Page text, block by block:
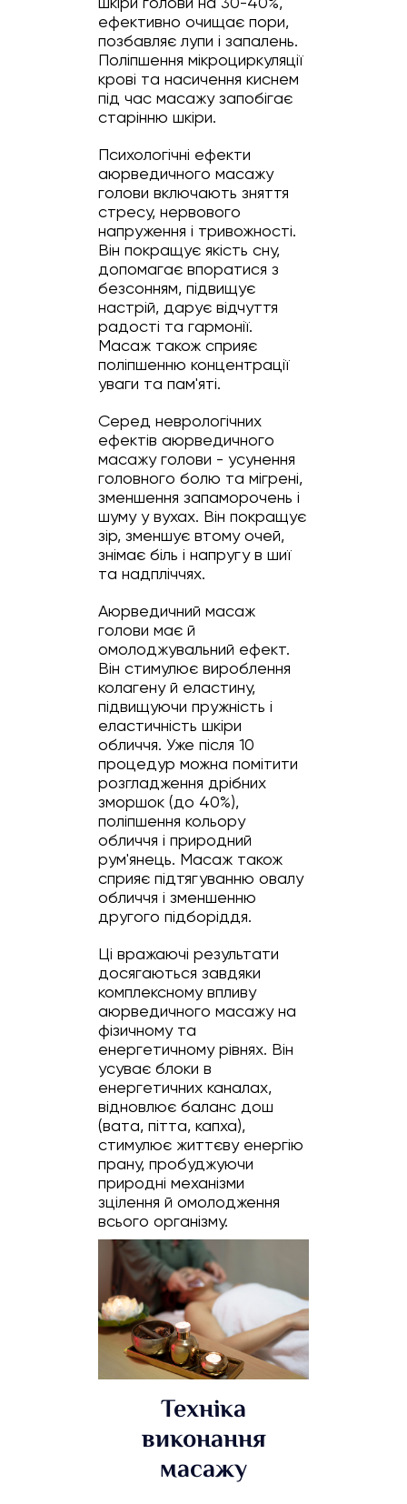
ефективно очищає пори,
позбавляє лупи і запалень.
Поліпшення мікроциркуляції
крові та насичення киснем
під час масажу запобігає
старінню шкіри.
Психологічні ефекти
аюрведичного масажу
голови включають зняття
стресу, нервового
напруження і тривожності.
Він покращує якість сну,
допомагає впоратися з
безсонням, підвищує
настрій, дарує відчуття
радості та гармонії.
Масаж також сприяє
поліпшенню концентрації
уваги та пам'яті.
Серед неврологічних
ефектів аюрведичного
масажу голови - усунення
головного болю та мігрені,
зменшення запаморочень і
шуму у вухах. Він покращує
зір, зменшує втому очей,
знімає біль і напругу в шиї
та надпліччях.
Аюрведичний масаж
голови має й
омолоджувальний ефект.
Він стимулює вироблення
колагену й еластину,
підвищуючи пружність і
еластичність шкіри
обличчя. Уже після 10
процедур можна помітити
розгладження дрібних
зморшок (до 40%),
поліпшення кольору
обличчя і природний
рум'янець. Масаж також
сприяє підтягуванню овалу
обличчя і зменшенню
другого підборіддя.
Ці вражаючі результати
досягаються завдяки
комплексному впливу
аюрведичного масажу на
фізичному та
енергетичному рівнях. Він
усуває блоки в
енергетичних каналах,
відновлює баланс дош
(вата, пітта, капха),
стимулює життєву енергію
прану, пробуджуючи
природні механізми
зцілення й омолодження
всього організму.
Техніка
виконання
масажу